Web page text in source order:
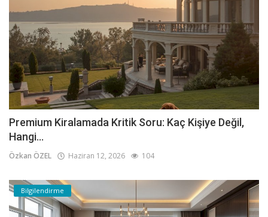
Premium Kiralamada Kritik Soru: Kaç Kişiye Değil,
Hangi...
Özkan ÖZEL Haziran 12, 2026 104
Bilgilendirme